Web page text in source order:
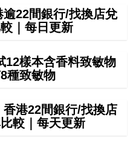
22間銀行/找換店兌
｜每日更新
12樣本含香料致敏物
種致敏物
港22間銀行/找換店
較｜每天更新